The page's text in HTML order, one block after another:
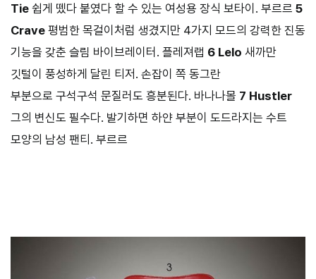
Tie 쉽게 뗐다 붙였다 할 수 있는 여성용 장식 보타이. 부르르 5
Crave 평범한 목걸이처럼 생겼지만 4가지 모드의 강력한 진동
기능을 갖춘 슬림 바이브레이터. 플레져랩 6 Lelo 새까만
깃털이 풍성하게 달린 티저. 손잡이 쪽 동그란
부분으로 구석구석 문질러도 흥분된다. 바나나몰 7 Hustler
그의 변신도 필수다. 발기하면 하얀 부분이 도드라지는 수트
모양의 남성 팬티. 부르르